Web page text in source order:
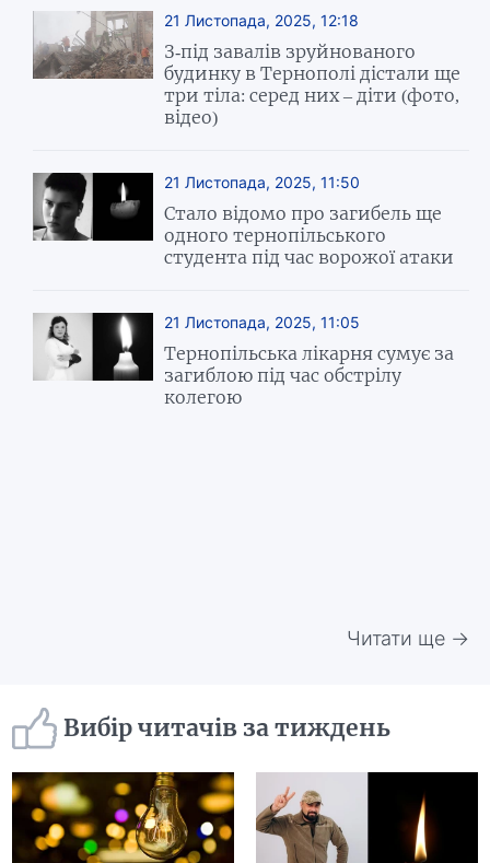
21 Листопада, 2025, 12:18
З-під завалів зруйнованого
будинку в Тернополі дістали ще
три тіла: серед них – діти (фото,
відео)
21 Листопада, 2025, 11:50
Стало відомо про загибель ще
одного тернопільського
студента під час ворожої атаки
21 Листопада, 2025, 11:05
Тернопільська лікарня сумує за
загиблою під час обстрілу
колегою
Читати ще →
Вибір читачів за тиждень